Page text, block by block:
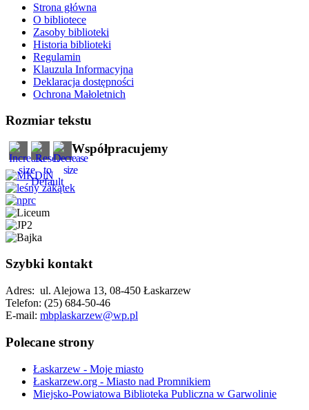
Strona główna
O bibliotece
Zasoby biblioteki
Historia biblioteki
Regulamin
Klauzula Informacyjna
Deklaracja dostępności
Ochrona Małoletnich
Rozmiar tekstu
Współpracujemy
Szybki kontakt
Adres: ul. Alejowa 13, 08-450 Łaskarzew
Telefon: (25) 684-50-46
E-mail: mbplaskarzew@wp.pl
Polecane strony
Łaskarzew - Moje miasto
Łaskarzew.org - Miasto nad Promnikiem
Miejsko-Powiatowa Biblioteka Publiczna w Garwolinie